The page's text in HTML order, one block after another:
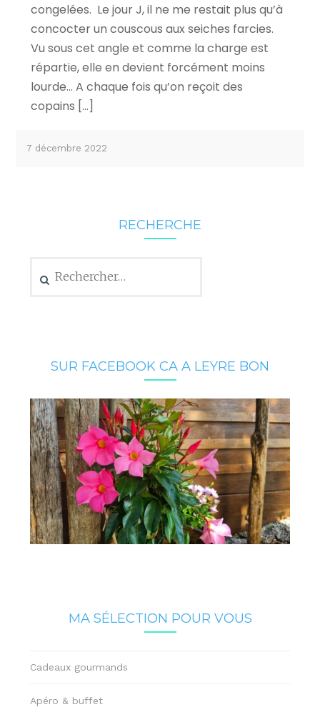
congelées. Le jour J, il ne me restait plus qu’à
concocter un couscous aux seiches farcies.
Vu sous cet angle et comme la charge est
répartie, elle en devient forcément moins
lourde… A chaque fois qu’on reçoit des
copains […]
7 décembre 2022
RECHERCHE
SUR FACEBOOK CA A LEYRE BON
MA SÉLECTION POUR VOUS
Cadeaux gourmands
Apéro & buffet